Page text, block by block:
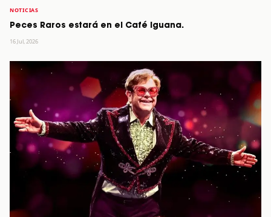
NOTICIAS
Peces Raros estará en el Café Iguana.
16 Jul, 2026